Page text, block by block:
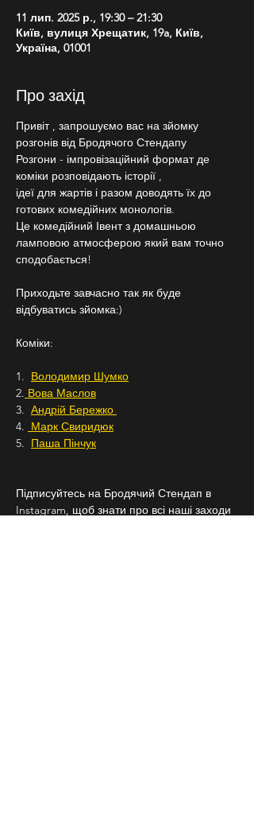
11 лип. 2025 р., 19:30 – 21:30
Київ, вулиця Хрещатик, 19a, Київ,
Україна, 01001
Про захід
Привіт , запрошуємо вас на зйомку
розгонів від Бродячого Стендапу
Розгони - імпровізаційний формат де
коміки розповідають історії ,
ідеї для жартів і разом доводять їх до
готових комедійних монологів.
Це комедійний Івент з домашньою
ламповою атмосферою який вам точно
сподобається!
Приходьте завчасно так як буде
відбуватись зйомка:)
Коміки:
1. Володимир Шумко
2. Вова Маслов
3. Андрій Бережко
4. Марк Свиридюк
5. Паша Пінчук
Підписуйтесь на Бродячий Стендап в
Instagram, щоб знати про всі наші заходи